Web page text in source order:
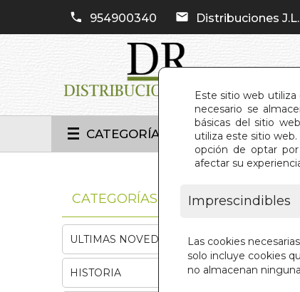
Este sitio web utiliza
necesario se
básicas del sitio
utiliza este sitio
opción de optar
afectar su
Imprescindibles
Las cookies
solo incluye cookies
no almacenan
954900340 Distribuciones
CATEGORÍAS
CATEGORÍAS
ULTIMAS NOVEDADES
HISTORIA